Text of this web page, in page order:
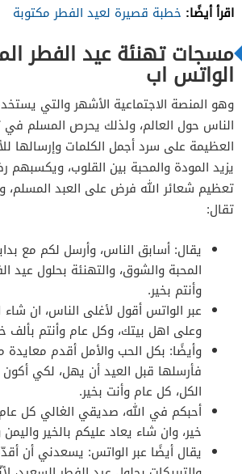
اقرأ أيضًا: خطبة قصيرة لعيد الفطر مكتوبة
مسجات تهنئة عيد الفطر
الواتس اب
وهو المنصة الاجتماعية الأشهر والتي
الناس حول العالم، ولذلك يحرص المسلم في
العظيمة على سرد أجمل الكلمات وإرسالها
يزيد المودة والمحبة بين القلوب، ويكسبهم
تعظيم شعائر الله فرض على العبد المسلم،
تقال:
يقال: أسابق الناس، وأرسل لكم مع
المحبة والشوق، والتهنئة بحلول عيد
وأنتم بخير.
عبر الواتس أقول لأغلى الناس، ان شاء
وعلى اهل بيتك، وكل عام وأنتم بألف
وأيضًا: بكل الحب والأمل أقدم معايدة
فأرسلها قبل العيد أن يهل، لكي
الكل، كل عام وأنت بخير.
أحبكم في الله، صديقي الغالي كل
خير، وان شاء يعاد عليكم بالخير واليمن
يقال أيضًا عبر الواتس: يسعدني أن